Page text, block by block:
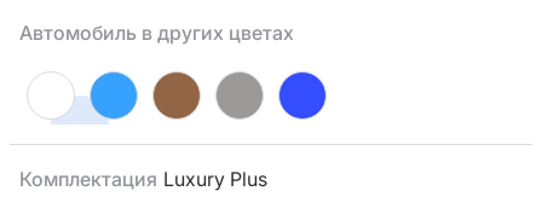
Автомобиль в других цветах
Комплектация Luxury Plus